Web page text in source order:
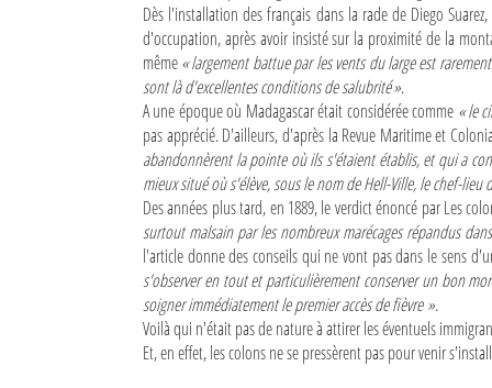
Dès l'installation des français dans la rade de Diego
d'occupation, après avoir insisté sur la proximité de la
même« largement battue par les vents du large est
sont là d'excellentes conditions de salubrité ».
A une époque où Madagascar était considérée comme « le
pas apprécié. D'ailleurs, d'après la Revue Maritime et
abandonnèrent la pointe où ils s'étaient établis, et qui a
mieux situé où s'élève, sous le nom de Hell-Ville, le chef-lieu
Des années plus tard, en 1889, le verdict énoncé par Les
surtout malsain par les nombreux marécages répandus
l'article donne des conseils qui ne vont pas dans le sens
s'observer en tout et particulièrement conserver un bon
soigner immédiatement le premier accès de fièvre ».
Voilà qui n'était pas de nature à attirer les éventuels
Et, en effet, les colons ne se pressèrent pas pour venir